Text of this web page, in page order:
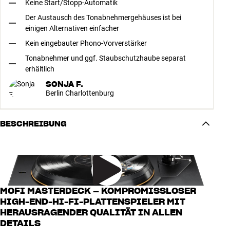
Keine Start/Stopp-Automatik
Der Austausch des Tonabnehmergehäuses ist bei
einigen Alternativen einfacher
Kein eingebauter Phono-Vorverstärker
Tonabnehmer und ggf. Staubschutzhaube separat
erhältlich
SONJA F.
Berlin Charlottenburg
BESCHREIBUNG
MOFI MASTERDECK – KOMPROMISSLOSER
HIGH-END-HI-FI-PLATTENSPIELER MIT
HERAUSRAGENDER QUALITÄT IN ALLEN
DETAILS